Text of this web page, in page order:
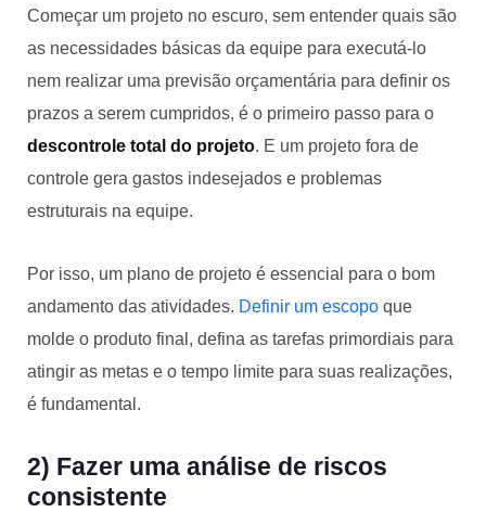
Começar um projeto no escuro, sem entender quais são
as necessidades básicas da equipe para executá-lo
nem realizar uma previsão orçamentária para definir os
prazos a serem cumpridos, é o primeiro passo para o
descontrole total do projeto. E um projeto fora de
controle gera gastos indesejados e problemas
estruturais na equipe.
Por isso, um plano de projeto é essencial para o bom
andamento das atividades. Definir um escopo que
molde o produto final, defina as tarefas primordiais para
atingir as metas e o tempo limite para suas realizações,
é fundamental.
2) Fazer uma análise de riscos
consistente